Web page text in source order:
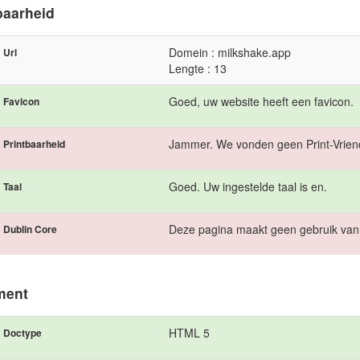
Url
Domein : milkshake.app
Lengte : 13
Favicon Goed, uw website heeft een favicon.
Printbaarheid Jammer. We vonden geen Print-
Taal Goed. Uw ingestelde taal is en.
Dublin Core Deze pagina maakt geen gebruik
Doctype HTML 5